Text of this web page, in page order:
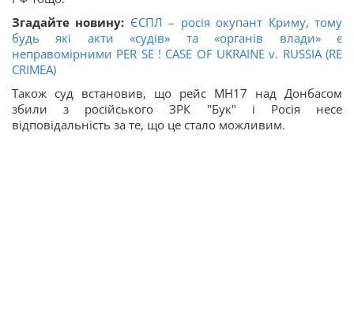
Згадайте новину: ЄСПЛ – росія окупант Криму, тому
будь які акти «судів» та «органів влади» є
неправомірними PER SE ! CASE OF UKRAINE v. RUSSIA (RE
CRIMEA)
Також суд встановив, що рейс MH17 над Донбасом
збили з російського ЗРК "Бук" і Росія несе
відповідальність за те, що це стало можливим.